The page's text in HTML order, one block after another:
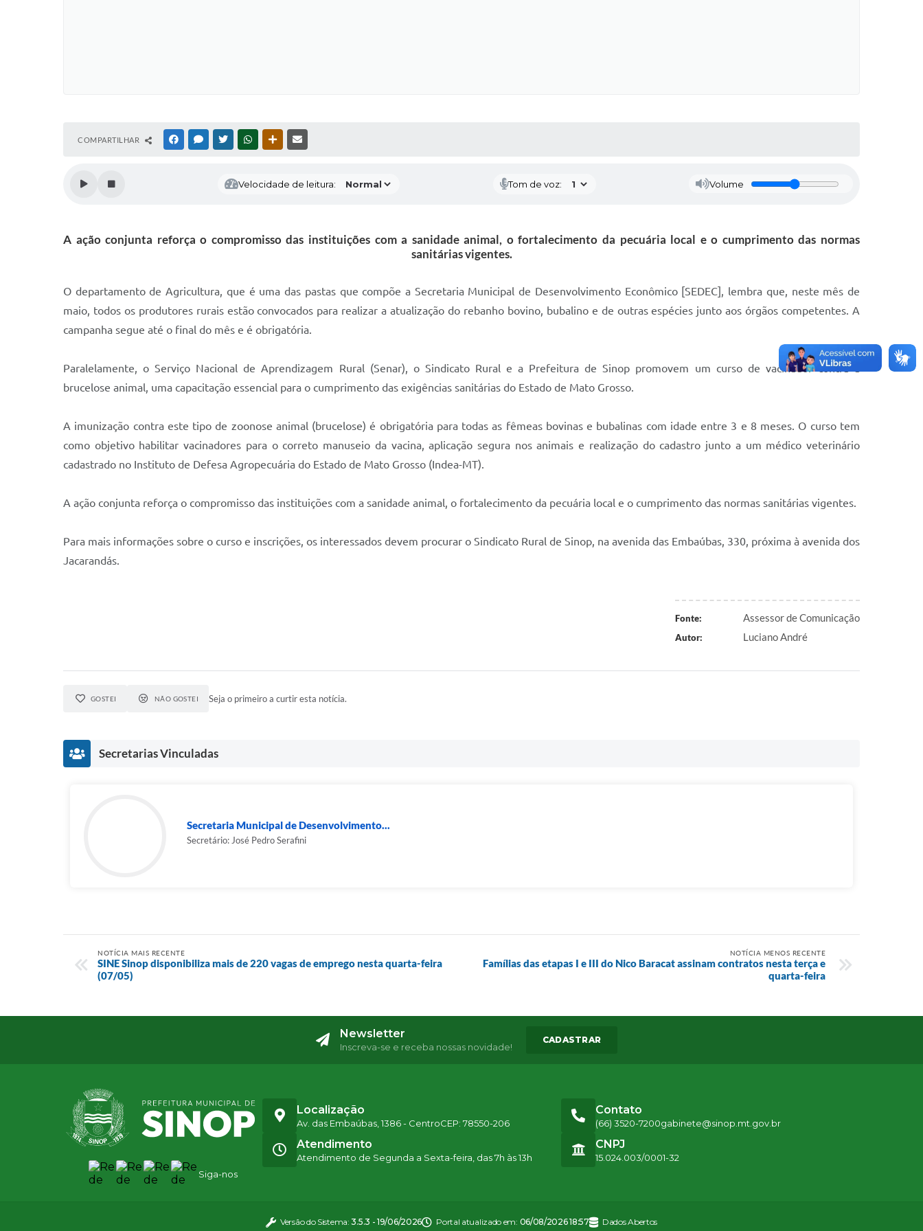
COMPARTILHAR FACEBOOKMESSENGER
TWITTERWHATSAPPOUTRAS MÍDIAS
Velocidade de leitura: Tom de voz: Volume
A ação conjunta reforça o compromisso das instituições com a sanidade animal, o fortalecimento da pecuária local e o cumprimento das normas
sanitárias vigentes.
O departamento de Agricultura, que é uma das pastas que compõe a Secretaria Municipal de Desenvolvimento Econômico [SEDEC], lembra que, neste mês de
maio, todos os produtores rurais estão convocados para realizar a atualização do rebanho bovino, bubalino e de outras espécies junto aos órgãos competentes. A
campanha segue até o final do mês e é obrigatória.
Paralelamente, o Serviço Nacional de Aprendizagem Rural (Senar), o Sindicato Rural e a Prefeitura de Sinop promovem um curso de vacinador contra a
brucelose animal, uma capacitação essencial para o cumprimento das exigências sanitárias do Estado de Mato Grosso.
A imunização contra este tipo de zoonose animal (brucelose) é obrigatória para todas as fêmeas bovinas e bubalinas com idade entre 3 e 8 meses. O curso tem
como objetivo habilitar vacinadores para o correto manuseio da vacina, aplicação segura nos animais e realização do cadastro junto a um médico veterinário
cadastrado no Instituto de Defesa Agropecuária do Estado de Mato Grosso (Indea-MT).
A ação conjunta reforça o compromisso das instituições com a sanidade animal, o fortalecimento da pecuária local e o cumprimento das normas sanitárias vigentes.
Para mais informações sobre o curso e inscrições, os interessados devem procurar o Sindicato Rural de Sinop, na avenida das Embaúbas, 330, próxima à avenida dos
Jacarandás.
Fonte: Assessor de Comunicação
Autor: Luciano André
GOSTEI NÃO GOSTEI Seja o primeiro a curtir esta notícia.
Secretarias Vinculadas
Secretaria Municipal de Desenvolvimento...
Secretário: José Pedro Serafini
NOTÍCIA MAIS RECENTE
SINE Sinop disponibiliza mais de 220 vagas de emprego nesta quarta-feira
(07/05)
NOTÍCIA MENOS RECENTE
Famílias das etapas I e III do Nico Baracat assinam contratos nesta terça e
quarta-feira
Newsletter
Inscreva-se e receba nossas novidade!
CADASTRAR
Siga-nos
Localização
Av. das Embaúbas, 1386 - CentroCEP: 78550-206
Contato
(66) 3520-7200gabinete@sinop.mt.gov.br
Atendimento
Atendimento de Segunda a Sexta-feira, das 7h às 13h
CNPJ
15.024.003/0001-32
Versão do Sistema:3.5.3 - 19/06/2026 Portal atualizado em: 06/08/2026 18:57 Dados Abertos